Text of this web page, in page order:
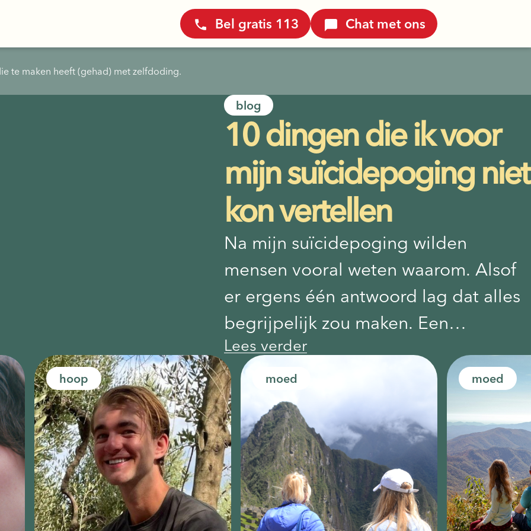
Bel gratis 113 Chat met ons
te maken heeft (gehad) met zelfdoding.
blog
10 dingen die ik voor
mijn suïcidepoging niet
kon vertellen
Na mijn suïcidepoging wilden
mensen vooral weten waarom. Alsof
er ergens één antwoord lag dat alles
begrijpelijk zou maken. Een
gebeurtenis, een ruzie, een moment
waarop het misging. Maar zo voelde
Lees verder
hoop moed moed